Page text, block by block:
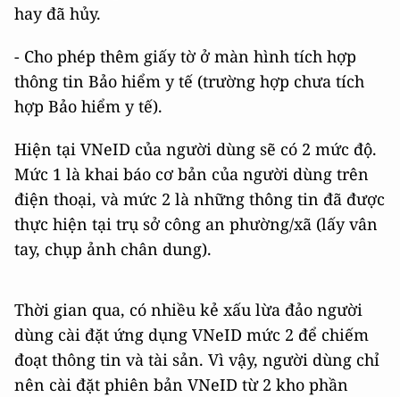
hay đã hủy.
- Cho phép thêm giấy tờ ở màn hình tích hợp
thông tin Bảo hiểm y tế (trường hợp chưa tích
hợp Bảo hiểm y tế).
Hiện tại VNeID của người dùng sẽ có 2 mức độ.
Mức 1 là khai báo cơ bản của người dùng trên
điện thoại, và mức 2 là những thông tin đã được
thực hiện tại trụ sở công an phường/xã (lấy vân
tay, chụp ảnh chân dung).
Thời gian qua, có nhiều kẻ xấu lừa đảo người
dùng cài đặt ứng dụng VNeID mức 2 để chiếm
đoạt thông tin và tài sản. Vì vậy, người dùng chỉ
nên cài đặt phiên bản VNeID từ 2 kho phần